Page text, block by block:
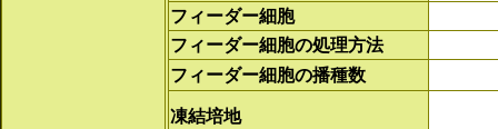
フィーダー細胞
フィーダー細胞の処理方法
フィーダー細胞の播種数
凍結培地